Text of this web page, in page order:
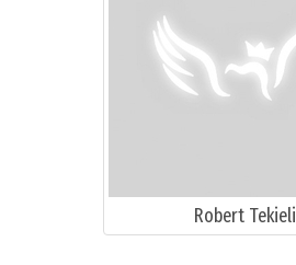
Robert Tekieli